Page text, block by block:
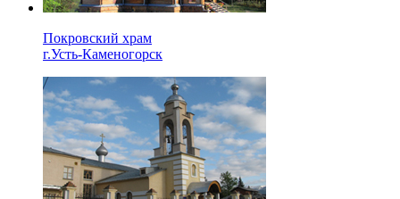
Покровский храм
г.Усть-Каменогорск